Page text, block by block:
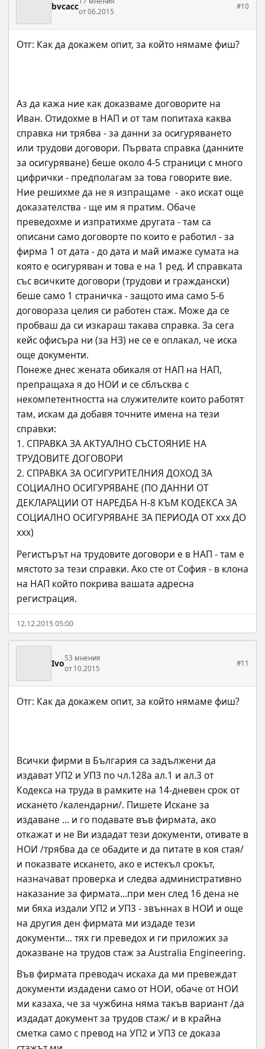
bvcaccот 06.2015
#10
Аз да кажа ние как доказваме договорите на
Иван. Отидохме в НАП и от там попитаха каква
справка ни трябва - за данни за осигуряването
или трудови договори. Първата справка (данните
за осигуряване) беше около 4-5 страници с много
цифрички - предполагам за това говорите вие.
Ние решихме да не я изпращаме  - ако искат още
доказателства - ще им я пратим. Обаче
преведохме и изпратихме другата - там са
описани само договорте по които е работил - за
фирма 1 от дата - до дата и май имаже сумата на
която е осигуряван и това е на 1 ред. И справката
със всичките договори (трудови и граждански)
беше само 1 страничка - защото има само 5-6
договораза целия си работен стаж. Може да се
пробваш да си изкараш такава справка. За сега
кейс офисъра ни (за НЗ) не се е оплакал, че иска
още документи.
Понеже днес жената обикаля от НАП на НАП,
препращаха я до НОИ и се сблъсква с
некомпетентността на служителите които работят
там, искам да добавя точните имена на тези
справки:
1. СПРАВКА ЗА АКТУАЛНО СЪСТОЯНИЕ НА
ТРУДОВИТЕ ДОГОВОРИ
2. СПРАВКА ЗА ОСИГУРИТЕЛНИЯ ДОХОД ЗА
СОЦИАЛНО ОСИГУРЯВАНЕ (ПО ДАННИ ОТ
ДЕКЛАРАЦИИ ОТ НАРЕДБА Н-8 КЪМ КОДЕКСА ЗА
СОЦИАЛНО ОСИГУРЯВАНЕ ЗА ПЕРИОДА ОТ ххх ДО
ххх)
Регистърът на трудовите договори е в НАП - там е
мястото за тези справки. Ако сте от София - в клона
на НАП който покрива вашата адресна
регистрация.
12.12.2015 05:00
Ivo53 мнения
от 10.2015
#11
Всички фирми в България са задължени да
издават УП2 и УП3 по чл.128а ал.1 и ал.3 от
Кодекса на труда в рамките на 14-дневен срок от
искането /календарни/. Пишете Искане за
издаване ... и го подавате във фирмата, ако
откажат и не Ви издадат тези документи, отивате в
НОИ /трябва да се обадите и да питате в коя стая/
и показвате искането, ако е истекъл срокът,
назначават проверка и следва административно
наказание за фирмата...при мен след 16 дена не
ми бяха издали УП2 и УП3 - звъннах в НОИ и още
на другия ден фирмата ми издаде тези
документи... тях ги преведох и ги приложих за
доказване на трудов стаж за Australia Engineering.
Във фирмата преводач искаха да ми превеждат
документи издадени само от НОИ, обаче от НОИ
ми казаха, че за чужбина няма такъв вариант /да
издадат документ за трудов стаж/ и в крайна
сметка само с превод на УП2 и УП3 се доказа